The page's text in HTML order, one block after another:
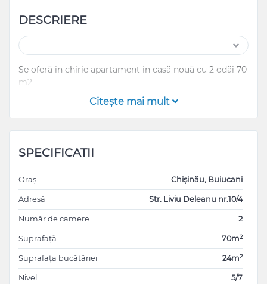
DESCRIERE
Se oferă în chirie apartament în casă nouă cu 2 odăi 70
m2
Citeşte mai mult
SPECIFICATII
Oraș Chișinău, Buiucani
Adresă Str. Liviu Deleanu nr.10/4
Număr de camere 2
Suprafață 70m2
Suprafața bucătăriei 24m2
Nivel 5/7